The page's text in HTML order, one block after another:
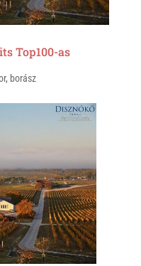
Top100-as
, borász